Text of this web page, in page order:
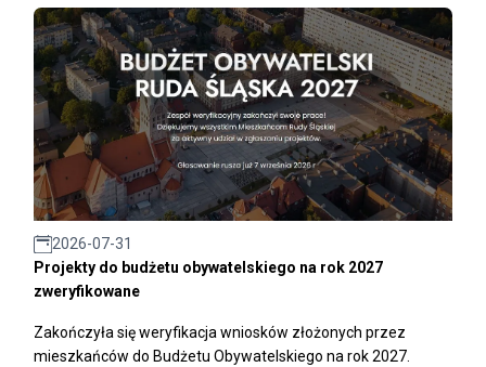
2026-07-31
Projekty do budżetu obywatelskiego na rok 2027
zweryfikowane
Zakończyła się weryfikacja wniosków złożonych przez
mieszkańców do Budżetu Obywatelskiego na rok 2027.